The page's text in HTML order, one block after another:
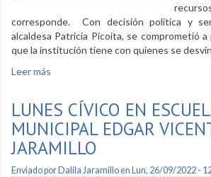
corresponde. Con decisión política y
alcaldesa Patricia Picoita, se comprometió
que la institución tiene con quienes se
Leer más
LUNES CÍVICO EN
MUNICIPAL EDGAR
JARAMILLO
Enviado por Dalila Jaramilloen Lun, 26/09/2022 -